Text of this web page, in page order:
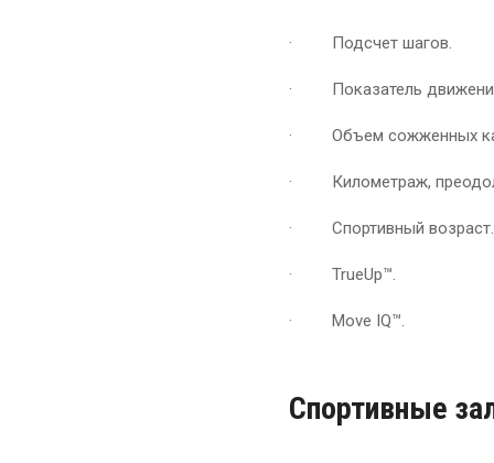
· Подсчет шагов.
· Показатель
· Объем сожженных
· Километраж,
· Спортивный возраст.
· TrueUp™.
· Move IQ™.
Спортивные